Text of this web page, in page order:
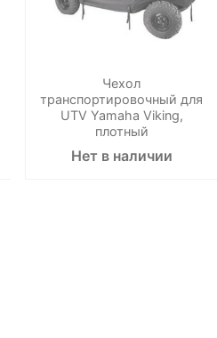
Чехол
транспортировочный для
UTV Yamaha Viking,
плотный
Нет в наличии